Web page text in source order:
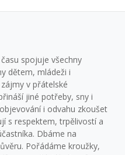
spojuje všechny
dětem, mládeži i
v přátelské
jiné potřeby, sny i
i odvahu zkoušet
s respektem, trpělivostí a
Dbáme na
Pořádáme kroužky,